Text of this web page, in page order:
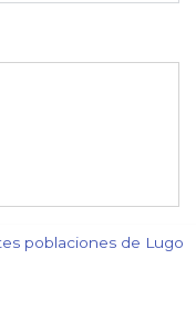
poblaciones de Lugo​